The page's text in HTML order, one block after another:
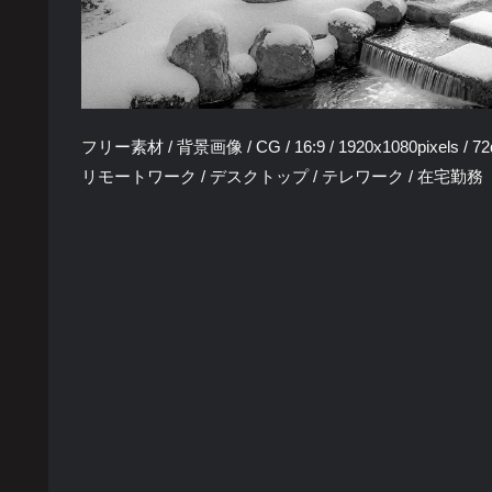
フリー素材 / 背景画像 / CG / 16:9 / 1920x1080pixels /
リモートワーク / デスクトップ / テレワーク / 在宅勤務